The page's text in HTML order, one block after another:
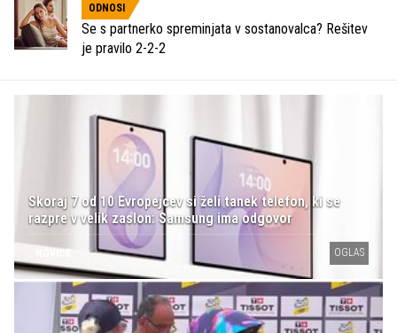
ODNOSI
Se s partnerko spreminjata v sostanovalca? Rešitev
je pravilo 2-2-2
Skoraj 7 od 10 Evropejcev si želi tanek telefon, ki se
razpre v velik zaslon: Samsung ima odgovor
NOVICE OGLAS